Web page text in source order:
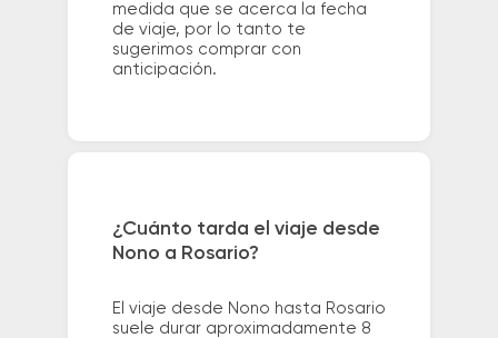
medida que se acerca la fecha
de viaje, por lo tanto te
sugerimos comprar con
anticipación.
¿Cuánto tarda el viaje desde
Nono a Rosario?
El viaje desde Nono hasta Rosario
suele durar aproximadamente 8